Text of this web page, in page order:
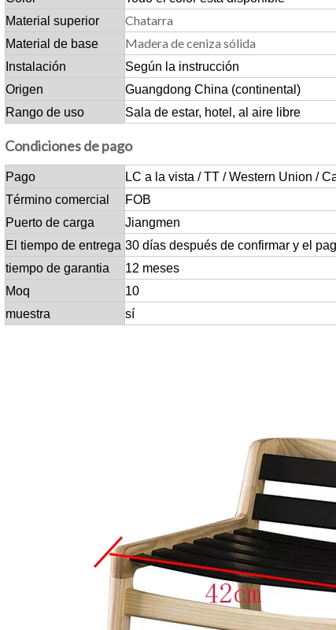
Material superior
Chatarra
Material de base Madera de ceniza sólida
Instalación
Según la instrucción
Origen
Guangdong China (continental)
Rango de uso
Sala de estar, hotel, al aire libre
Condiciones de pago
Pago
LC a la vista / TT / Western Union /
Término comercial
FOB
Puerto de carga
Jiangmen
El tiempo de entrega 30 días después de confirmar y el
tiempo de garantia
12 meses
Moq
10
muestra
sí